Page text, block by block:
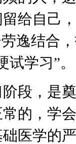
给自己
逸结合
学习”。
段，是
的，学
医学的